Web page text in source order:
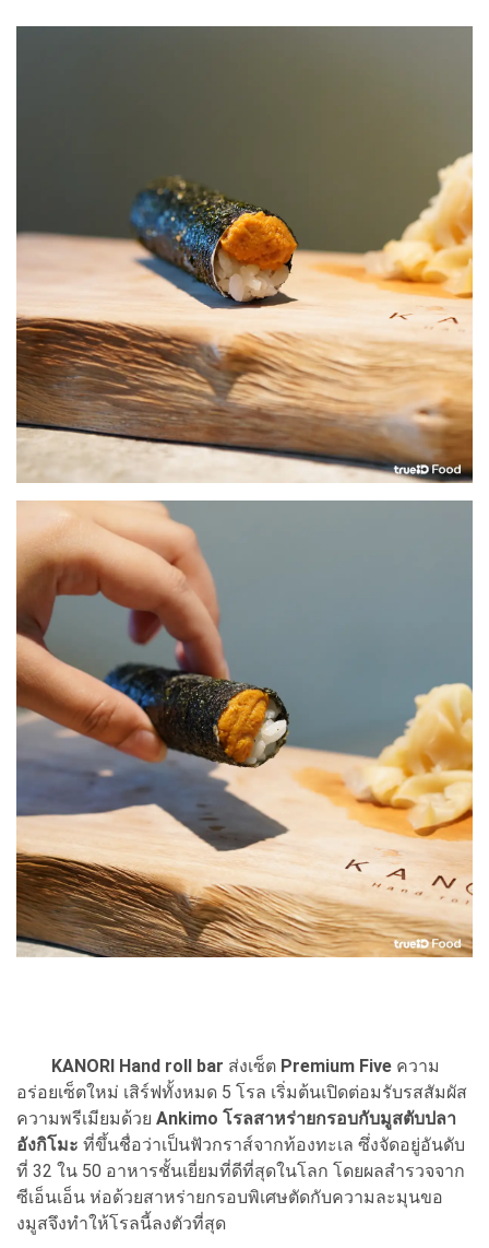
KANORI Hand roll bar ส่งเซ็ต Premium Five ความ
อร่อยเซ็ตใหม่ เสิร์ฟทั้งหมด 5 โรล เริ่มต้นเปิดต่อมรับรสสัมผัส
ความพรีเมียมด้วย Ankimo โรลสาหร่ายกรอบกับมูสตับปลา
อังกิโมะ ที่ขึ้นชื่อว่าเป็นฟัวกราส์จากท้องทะเล ซึ่งจัดอยู่อันดับ
ที่ 32 ใน 50 อาหารชั้นเยี่ยมที่ดีที่สุดในโลก โดยผลสำรวจจาก
ซีเอ็นเอ็น ห่อด้วยสาหร่ายกรอบพิเศษตัดกับความละมุนขอ
งมูสจึงทำให้โรลนี้ลงตัวที่สุด